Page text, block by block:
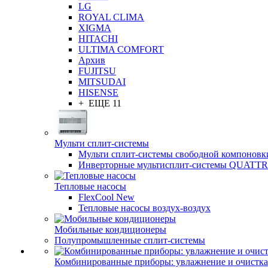
LG
ROYAL CLIMA
XIGMA
HITACHI
ULTIMA COMFORT
Архив
FUJITSU
MITSUDAI
HISENSE
+ ЕЩЕ 11
Мульти сплит-системы
Мульти сплит-системы свободной
Инверторные мультисплит-системы
Тепловые насосы
FlexCool New
Тепловые насосы воздух-воздух
Мобильные кондиционеры
Полупромышленные сплит-системы
Комбинированные приборы: увлажнение и очистка